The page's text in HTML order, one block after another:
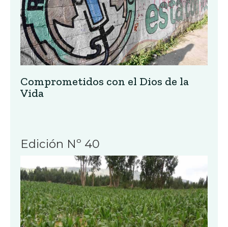
Comprometidos con el Dios de la
Vida
Edición Nº 40